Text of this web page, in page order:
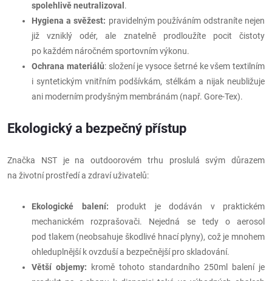
spolehlivě neutralizoval .
Hygiena a svěžest: pravidelným používáním odstraníte nejen
již vzniklý odér, ale znatelně prodloužíte pocit čistoty
po každém náročném sportovním výkonu.
Ochrana materiálů: složení je vysoce šetrné ke všem textilním
i syntetickým vnitřním podšívkám, stélkám a nijak neubližuje
ani moderním prodyšným membránám (např. Gore-Tex).
Ekologický a bezpečný přístup
Značka NST je na outdoorovém trhu proslulá svým důrazem
na životní prostředí a zdraví uživatelů:
Ekologické balení: produkt je dodáván v praktickém
mechanickém rozprašovači. Nejedná se tedy o aerosol
pod tlakem (neobsahuje škodlivé hnací plyny), což je mnohem
ohleduplnější k ovzduší a bezpečnější pro skladování.
Větší objemy: kromě tohoto standardního 250ml balení je